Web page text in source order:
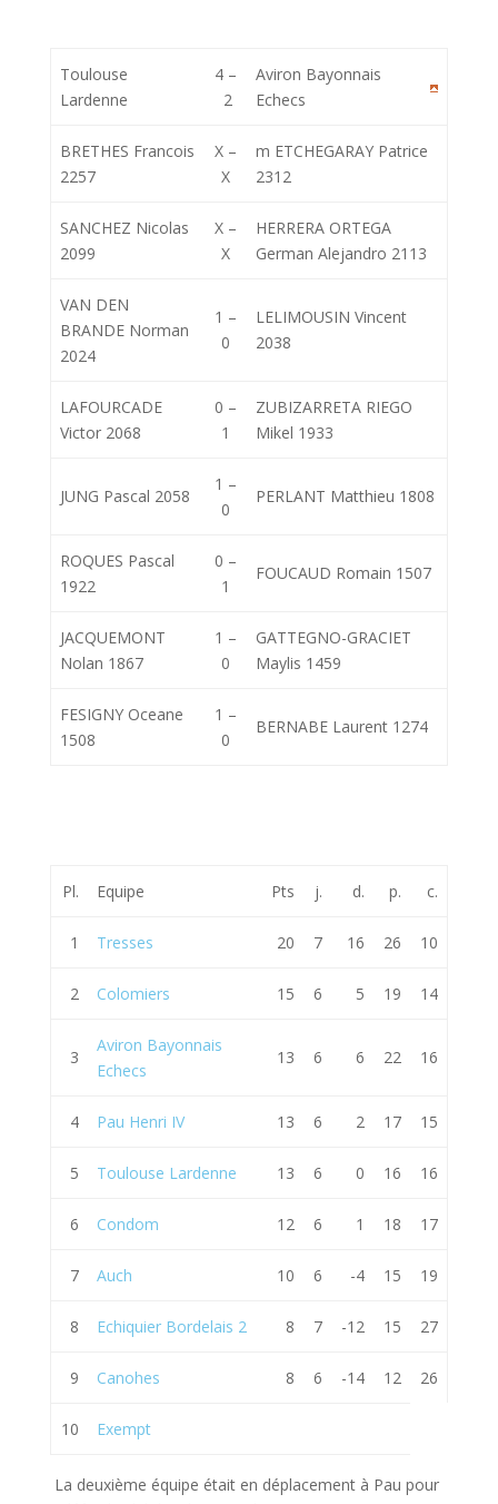
Toulouse
Lardenne
4 –
2
Aviron Bayonnais
Echecs
BRETHES Francois
2257
X –
X
m ETCHEGARAY Patrice
2312
SANCHEZ Nicolas
2099
X –
X
HERRERA ORTEGA
German Alejandro 2113
VAN DEN
BRANDE Norman
2024
1 –
0
LELIMOUSIN Vincent
2038
LAFOURCADE
Victor 2068
0 –
1
ZUBIZARRETA RIEGO
Mikel 1933
JUNG Pascal 2058
1 –
0
PERLANT Matthieu 1808
ROQUES Pascal
1922
0 –
1
FOUCAUD Romain 1507
JACQUEMONT
Nolan 1867
1 –
0
GATTEGNO-GRACIET
Maylis 1459
FESIGNY Oceane
1508
1 –
0
BERNABE Laurent 1274
Pl. Equipe Pts j. d. p. c.
1 Tresses 20 7 16 26 10
2 Colomiers 15 6 5 19 14
3
Aviron Bayonnais
Echecs
13 6 6 22 16
4 Pau Henri IV 13 6 2 17 15
5 Toulouse Lardenne 13 6 0 16 16
6 Condom 12 6 1 18 17
7 Auch 10 6 -4 15 19
8 Echiquier Bordelais 2 8 7 -12 15 27
9 Canohes 8 6 -14 12 26
10 Exempt
La deuxième équipe était en déplacement à Pau pour